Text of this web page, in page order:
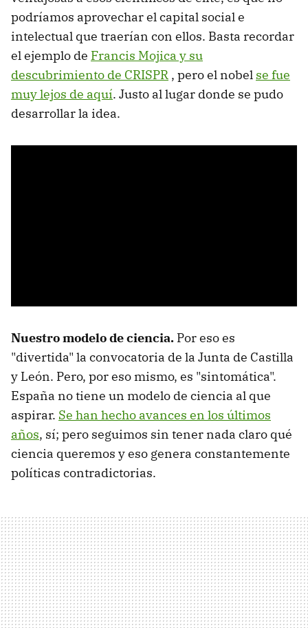
podríamos aprovechar el capital social e
intelectual que traerían con ellos. Basta recordar
el ejemplo de Francis Mojica y su
descubrimiento de CRISPR , pero el nobel se fue
muy lejos de aquí. Justo al lugar donde se pudo
desarrollar la idea.
Nuestro modelo de ciencia. Por eso es
"divertida" la convocatoria de la Junta de Castilla
y León. Pero, por eso mismo, es "sintomática".
España no tiene un modelo de ciencia al que
aspirar. Se han hecho avances en los últimos
años, sí; pero seguimos sin tener nada claro qué
ciencia queremos y eso genera constantemente
políticas contradictorias.